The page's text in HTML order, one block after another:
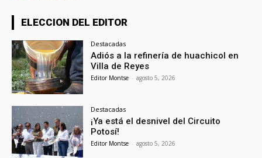
ELECCION DEL EDITOR
Destacadas
Adiós a la refinería de huachicol en
Villa de Reyes
Editor Montse - agosto 5, 2026
Destacadas
¡Ya está el desnivel del Circuito
Potosí!
Editor Montse - agosto 5, 2026